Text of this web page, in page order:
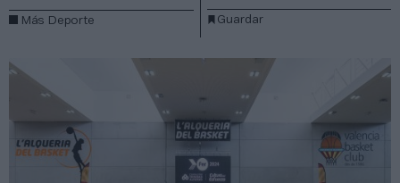
Más Deporte Guardar